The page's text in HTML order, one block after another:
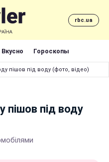
rbc.ua
Вкусно Гороскопы
пішов під воду (фото, відео)
пішов під воду